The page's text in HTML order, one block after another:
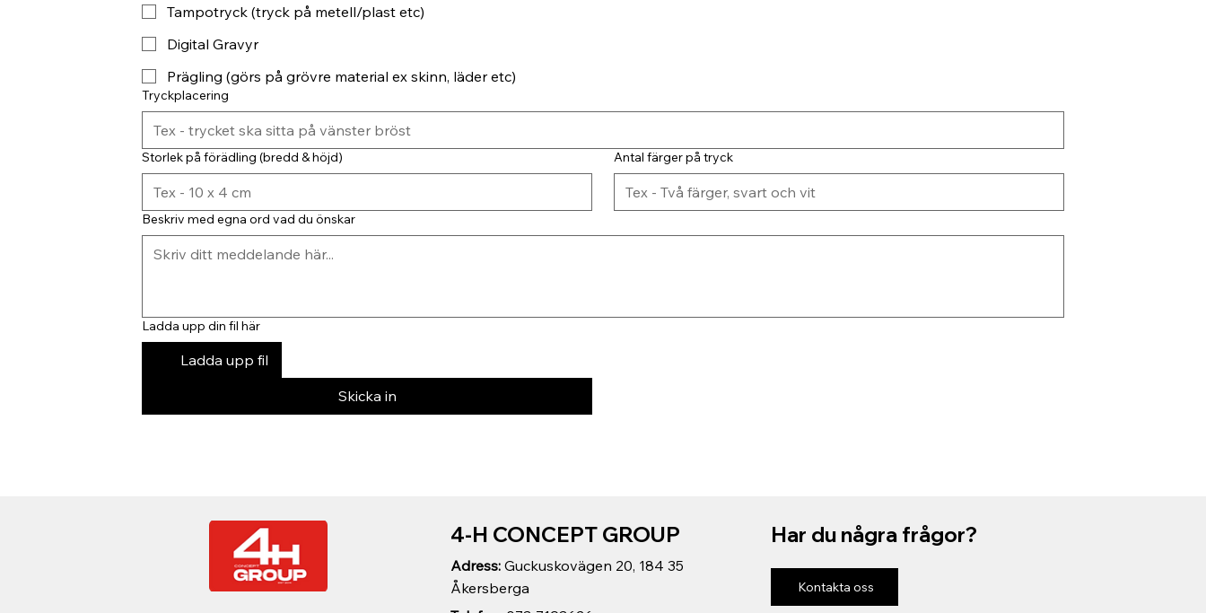
Tampotryck (tryck på metell/plast etc)
Digital Gravyr
Prägling (görs på grövre material ex skinn, läder etc)
Tryckplacering
Storlek på förädling (bredd & höjd) Antal färger på tryck
Beskriv med egna ord vad du önskar
Ladda upp din fil här
Ladda upp fil
Skicka in
Adress: Guckuskovägen 20, 184 35
Åkersberga
4-H CONCEPT GROUP Har du några frågor?
Kontakta oss